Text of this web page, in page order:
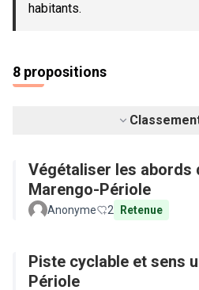
habitants.
8 propositions
Végétaliser les abords
Marengo-Périole
Anonyme 2 Retenue
Piste cyclable et sens
Périole